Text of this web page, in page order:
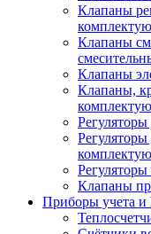
Клапаны
Клапаны
Клапаны
Клапаны,
Клапаны
Приборы учета